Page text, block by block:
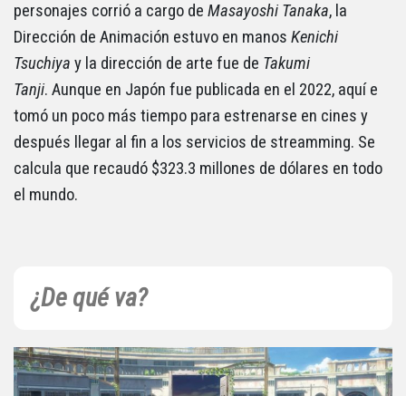
personajes corrió a cargo de Masayoshi Tanaka, la
Dirección de Animación estuvo en manos Kenichi
Tsuchiya y la dirección de arte fue de Takumi
Tanji. Aunque en Japón fue publicada en el 2022, aquí e
tomó un poco más tiempo para estrenarse en cines y
después llegar al fin a los servicios de streamming. Se
calcula que recaudó $323.3 millones de dólares en todo
el mundo.
¿De qué va?